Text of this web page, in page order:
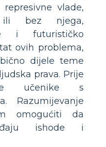
vlade,
ili bez njega,
i futurističko
ovih problema,
dijele teme
prava. Prije
učenike s
Razumijevanje
omogućiti da
ishode i